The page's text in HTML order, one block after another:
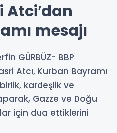
Atci’dan
mesajı
GÜRBÜZ- BBP
Atcı, Kurban Bayramı
kardeşlik ve
Gazze ve Doğu
için dua ettiklerini